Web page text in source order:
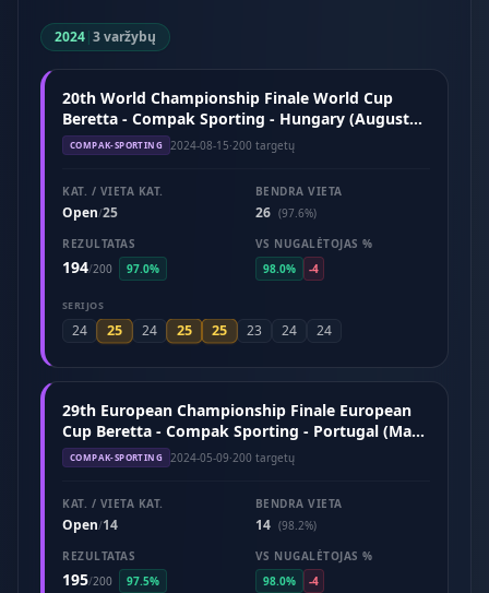
2024|3 varžybų
20th World Championship Finale World Cup
Beretta - Compak Sporting - Hungary (August
2024)
COMPAK-SPORTING 2024-08-15·200 targetų
KAT. / VIETA KAT.
Open/25
BENDRA VIETA
26 (97.6%)
REZULTATAS
194/200 97.0%
VS NUGALĖTOJAS %
98.0%
-4
SERIJOS
24 25 24 25 25 23 24 24
29th European Championship Finale European
Cup Beretta - Compak Sporting - Portugal (May
2024)
COMPAK-SPORTING 2024-05-09·200 targetų
KAT. / VIETA KAT.
Open/14
BENDRA VIETA
14 (98.2%)
REZULTATAS
195/200 97.5%
VS NUGALĖTOJAS %
98.0%
-4